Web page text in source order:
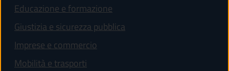
Educazione e formazione
Giustizia e sicurezza pubblica
Imprese e commercio
Mobilità e trasporti